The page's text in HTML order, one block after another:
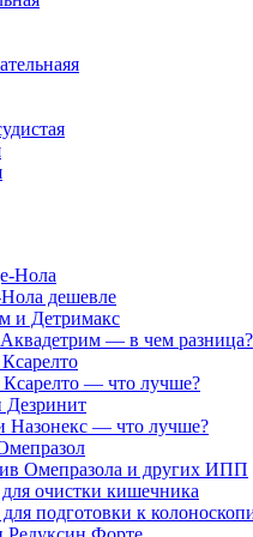
дешевле
— в чем разница?
— что лучше?
Назонекс — что лучше?
Омепразола и других ИПП
для подготовки к